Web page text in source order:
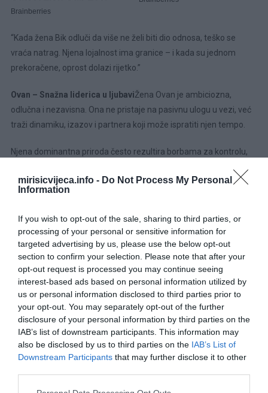
mirisicvijeca.info - Do Not Process My Personal
Information
If you wish to opt-out of the sale, sharing to third parties, or
processing of your personal or sensitive information for
targeted advertising by us, please use the below opt-out
section to confirm your selection. Please note that after your
opt-out request is processed you may continue seeing
interest-based ads based on personal information utilized by
us or personal information disclosed to third parties prior to
your opt-out. You may separately opt-out of the further
disclosure of your personal information by third parties on the
IAB’s list of downstream participants. This information may
also be disclosed by us to third parties on the IAB’s List of
Downstream Participants that may further disclose it to other
Please note that this website/app uses one or more Google
“Kada žena Bik odluči da više ne želi biti dio odnosa, teško se
vraća natrag. Njena lojalnost ima granice – i kada su jednom
prekoračene, oprost dolazi rijetko.”
Ovan – Snažna liderica u ljubaviŽena Ovan je ambiciozna,
odlučna i nezavisna. Ona ne pristaje na pasivnu ulogu u vezi, već
traži dinamiku, izazov i partnera koji može ispratiti njen tempo.
Njena dominantna priroda često rezultira borbama za kontrolu,
njezina iskrenost ponekad zna prijeći granicu takta.
koja samo želi da bude voljena onako kako ona voli – otvoreno,
direktno i bez zadrške.
Djevica – Perfekcionistkinja doma i dušeDjevice su oličenje
reda, analitičnosti i savršenstva. Njihov dom je poput savršeno
posložene slagalice, a od partnera očekuju istu razinu
organizacije i posvećenosti.
“U očima Djevice, svaki detalj ima značenje – i svaki propust ima
cijenu.”